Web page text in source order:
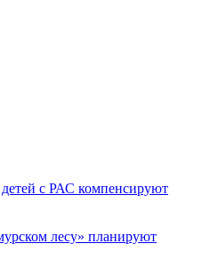
с РАС компенсируют
лесу» планируют